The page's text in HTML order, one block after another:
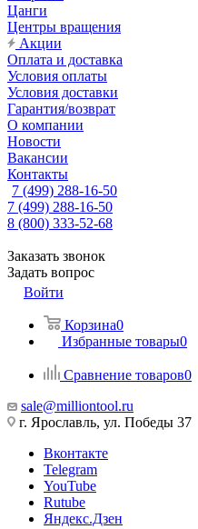
Цанги
Центры вращения
Акции
Оплата и доставка
Условия оплаты
Условия доставки
Гарантия/возврат
О компании
Новости
Вакансии
Контакты
7 (499) 288-16-50
7 (499) 288-16-50
8 (800) 333-52-68
Заказать звонок
Задать вопрос
Войти
Корзина0
Избранные товары0
Сравнение товаров0
sale@milliontool.ru
г. Ярославль, ул. Победы 37
Вконтакте
Telegram
YouTube
Rutube
Яндекс.Дзен